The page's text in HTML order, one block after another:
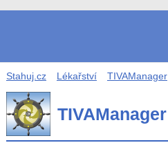
Stahuj.cz Lékařství TIVAManager
TIVAManager